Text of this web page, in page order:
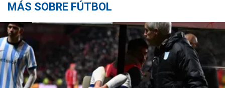
MÁS SOBRE FÚTBOL